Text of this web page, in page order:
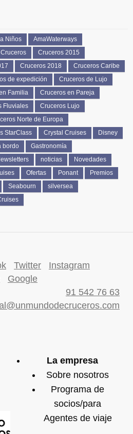
Niños
AmaWaterways
Cruceros
Cruceros 2015
Cruceros 2018
Cruceros Caribe
de expedición
Cruceros de Lujo
Familia
Cruceros en Pareja
Fluviales
Cruceros Lujo
Norte de Europa
StarClass Crystal Cruises
Disney
bordo
Gastronomía
noticias
Novedades
Ofertas Ponant
Premios
Seabourn
silversea
Twitter
Instagram
Google
91 542 76 63
La empresa
Sobre nosotros
Programa de
socios/para
Agentes de viaje